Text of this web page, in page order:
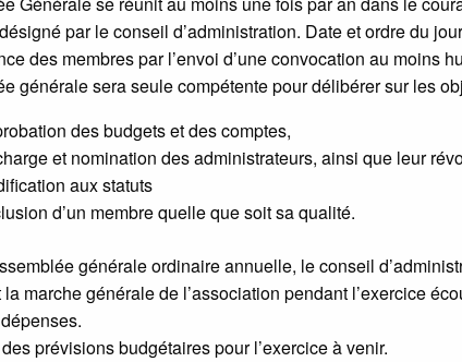
par le conseil d’administration. Date et ordre du
des membres par l’envoi d’une convocation au moins
générale sera seule compétente pour délibérer sur les
des budgets et des comptes,
et nomination des administrateurs, ainsi que leur
aux statuts
d’un membre quelle que soit sa qualité.
générale ordinaire annuelle, le conseil
marche générale de l’association pendant l’exercice
prévisions budgétaires pour l’exercice à venir.